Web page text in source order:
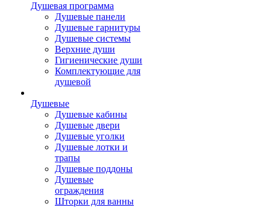
Душевая программа
Душевые панели
Душевые гарнитуры
Душевые системы
Верхние души
Гигиенические души
Комплектующие для
душевой
Душевые
Душевые кабины
Душевые двери
Душевые уголки
Душевые лотки и
трапы
Душевые поддоны
Душевые
ограждения
Шторки для ванны